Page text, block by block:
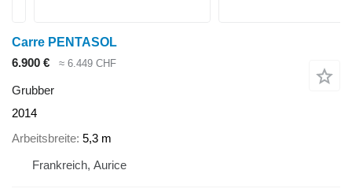
Carre PENTASOL
6.900 €
≈ 6.449 CHF
Grubber
2014
Arbeitsbreite 5,3 m
Frankreich, Aurice